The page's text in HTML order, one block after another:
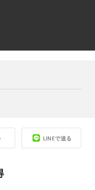
LINEで送る